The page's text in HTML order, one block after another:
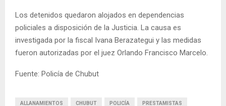
Los detenidos quedaron alojados en dependencias
policiales a disposición de la Justicia. La causa es
investigada por la fiscal Ivana Berazategui y las medidas
fueron autorizadas por el juez Orlando Francisco Marcelo.
Fuente: Policía de Chubut
ALLANAMIENTOS CHUBUT POLICÍA PRESTAMISTAS